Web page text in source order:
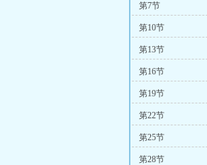
第7节
第10节
第13节
第16节
第19节
第22节
第25节
第28节